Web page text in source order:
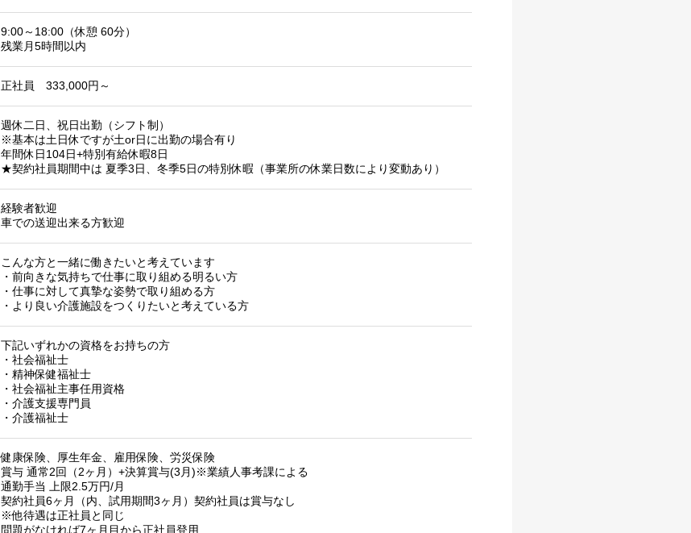
9:00～18:00（休憩 60分）
残業月5時間以内
正社員 333,000円～
週休二日、祝日出勤（シフト制）
※基本は土日休ですが土or日に出勤の場合有り
年間休日104日+特別有給休暇8日
★契約社員期間中は 夏季3日、冬季5日の特別休暇（事業所の休業日数により変動あり）
経験者歓迎
車での送迎出来る方歓迎
こんな方と一緒に働きたいと考えています
・前向きな気持ちで仕事に取り組める明るい方
・仕事に対して真摯な姿勢で取り組める方
・より良い介護施設をつくりたいと考えている方
下記いずれかの資格をお持ちの方
・社会福祉士
・精神保健福祉士
・社会福祉主事任用資格
・介護支援専門員
・介護福祉士
健康保険、厚生年金、雇用保険、労災保険
賞与 通常2回（2ヶ月）+決算賞与(3月)※業績人事考課による
通勤手当 上限2.5万円/月
契約社員6ヶ月（内、試用期間3ヶ月）契約社員は賞与なし
※他待遇は正社員と同じ
問題がなければ7ヶ月目から正社員登用